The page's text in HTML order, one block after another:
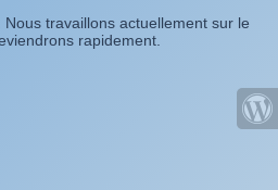
travaillons actuellement sur le
rapidement.